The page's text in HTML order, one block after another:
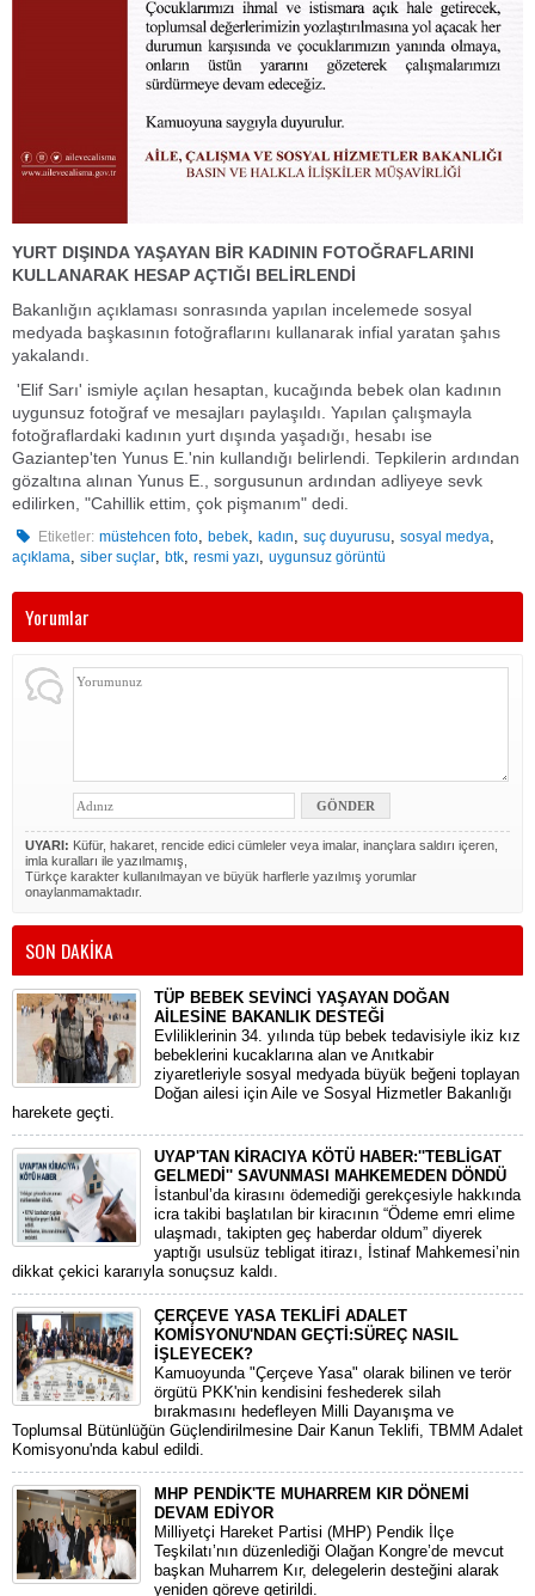
YURT DIŞINDA YAŞAYAN BİR KADININ FOTOĞRAFLARINI
KULLANARAK HESAP AÇTIĞI BELİRLENDİ
Bakanlığın açıklaması sonrasında yapılan incelemede sosyal
medyada başkasının fotoğraflarını kullanarak infial yaratan şahıs
yakalandı.
'Elif Sarı' ismiyle açılan hesaptan, kucağında bebek olan kadının
uygunsuz fotoğraf ve mesajları paylaşıldı. Yapılan çalışmayla
fotoğraflardaki kadının yurt dışında yaşadığı, hesabı ise
Gaziantep'ten Yunus E.'nin kullandığı belirlendi. Tepkilerin ardından
gözaltına alınan Yunus E., sorgusunun ardından adliyeye sevk
edilirken, "Cahillik ettim, çok pişmanım" dedi.
Etiketler: müstehcen foto,bebek,kadın,suç duyurusu,sosyal medya,
açıklama, siber suçlar, btk, resmi yazı, uygunsuz görüntü
Yorumlar
UYARI: Küfür, hakaret, rencide edici cümleler veya imalar, inançlara saldırı içeren,
imla kuralları ile yazılmamış,
Türkçe karakter kullanılmayan ve büyük harflerle yazılmış yorumlar
onaylanmamaktadır.
SON DAKİKA
TÜP BEBEK SEVİNCİ YAŞAYAN DOĞAN
AİLESİNE BAKANLIK DESTEĞİ
​Evliliklerinin 34. yılında tüp bebek tedavisiyle ikiz kız
bebeklerini kucaklarına alan ve Anıtkabir
ziyaretleriyle sosyal medyada büyük beğeni toplayan
Doğan ailesi için Aile ve Sosyal Hizmetler Bakanlığı
harekete geçti.
UYAP'TAN KİRACIYA KÖTÜ HABER:''TEBLİGAT
GELMEDİ'' SAVUNMASI MAHKEMEDEN DÖNDÜ
​İstanbul’da kirasını ödemediği gerekçesiyle hakkında
icra takibi başlatılan bir kiracının “Ödeme emri elime
ulaşmadı, takipten geç haberdar oldum” diyerek
yaptığı usulsüz tebligat itirazı, İstinaf Mahkemesi’nin
dikkat çekici kararıyla sonuçsuz kaldı.
ÇERÇEVE YASA TEKLİFİ ADALET
KOMİSYONU'NDAN GEÇTİ:SÜREÇ NASIL
İŞLEYECEK?
​Kamuoyunda "Çerçeve Yasa" olarak bilinen ve terör
örgütü PKK'nin kendisini feshederek silah
bırakmasını hedefleyen Milli Dayanışma ve
Toplumsal Bütünlüğün Güçlendirilmesine Dair Kanun Teklifi, TBMM Adalet
Komisyonu'nda kabul edildi.
MHP PENDİK'TE MUHARREM KIR DÖNEMİ
DEVAM EDİYOR
​Milliyetçi Hareket Partisi (MHP) Pendik İlçe
Teşkilatı’nın düzenlediği Olağan Kongre’de mevcut
başkan Muharrem Kır, delegelerin desteğini alarak
yeniden göreve getirildi.